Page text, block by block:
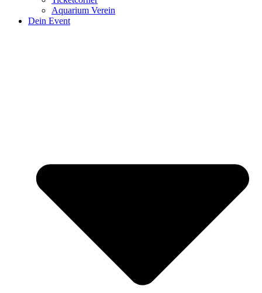
Aquarium Verein
Dein Event